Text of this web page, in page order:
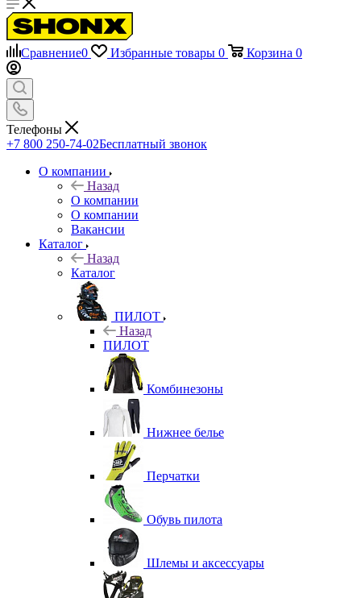
Сравнение0 Избранные товары 0 Корзина 0
Телефоны
+7 800 250-74-02Бесплатный звонок
О компании
Назад
О компании
О компании
Вакансии
Каталог
Назад
Каталог
ПИЛОТ
Назад
ПИЛОТ
Комбинезоны
Нижнее белье
Перчатки
Обувь пилота
Шлемы и аксессуары